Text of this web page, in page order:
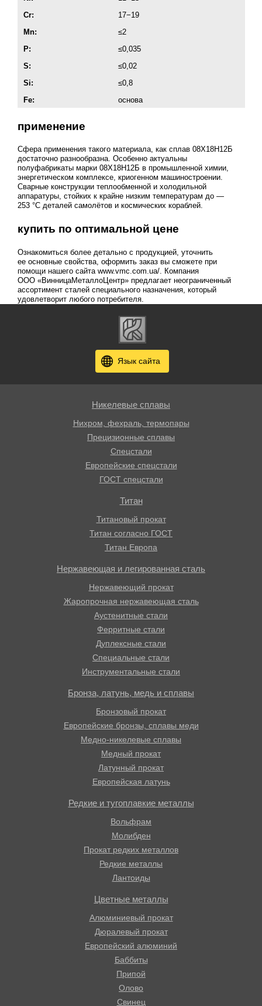
Cr:
17−19
Mn:
≤2
P:
≤0,035
S:
≤0,02
Si:
≤0,8
Fe:
основа
применение
Сфера применения такого материала, как сплав 08Х18Н12Б
достаточно разнообразна. Особенно актуальны
полуфабрикаты марки 08Х18Н12Б в промышленной химии,
энергетическом комплексе, криогенном машиностроении.
Сварные конструкции теплообменной и холодильной
аппаратуры, стойких к крайне низким температурам до —
253 °C деталей самолётов и космических кораблей.
купить по оптимальной цене
Ознакомиться более детально с продукцией, уточнить
ее основные свойства, оформить заказ вы сможете при
помощи нашего сайта www.vmc.com.ua/. Компания
ООО «ВинницаМеталлоЦентр» предлагает неограниченный
ассортимент сталей специального назначения, который
удовлетворит любого потребителя.
Язык сайта
Никелевые сплавы
Нихром, фехраль, термопары
Прецизионные сплавы
Спецстали
Европейские спецстали
ГОСТ спецстали
Титан
Титановый прокат
Титан согласно ГОСТ
Титан Европа
Нержавеющая и легированная сталь
Нержавеющий прокат
Жаропрочная нержавеющая сталь
Аустенитные стали
Ферритные стали
Дуплексные стали
Специальные стали
Инструментальные стали
Бронза, латунь, медь и сплавы
Бронзовый прокат
Европейские бронзы, сплавы меди
Медно-никелевые сплавы
Медный прокат
Латунный прокат
Европейская латунь
Редкие и тугоплавкие металлы
Вольфрам
Молибден
Прокат редких металлов
Редкие металлы
Лантоиды
Цветные металлы
Алюминиевый прокат
Дюралевый прокат
Европейский алюминий
Баббиты
Припой
Олово
Свинец